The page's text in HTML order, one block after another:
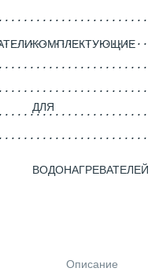
КОМПЛЕКТУЮЩИЕ
ДЛЯ
ВОДОНАГРЕВАТЕЛЕЙ
Описание